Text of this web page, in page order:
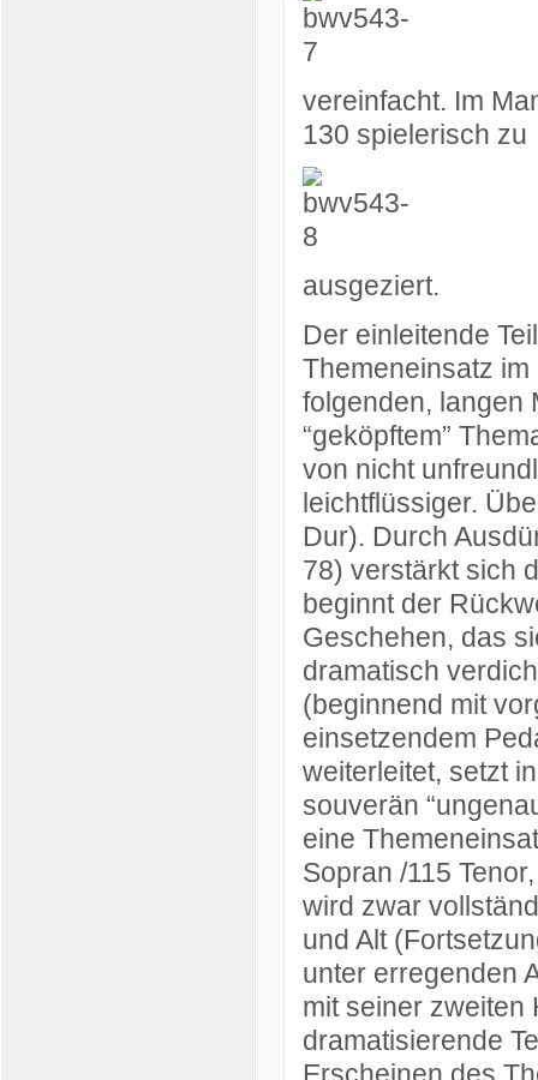
vereinfacht. Im
130 spielerisch zu
ausgeziert.
Der einleitende
Themeneinsatz
folgenden, langen
“geköpftem”
von nicht
leichtflüssiger.
Dur). Durch
78) verstärkt sich
beginnt der
Geschehen, das
dramatisch
(beginnend mit
einsetzendem
weiterleitet, setzt
souverän
eine
Sopran /115
wird zwar
und Alt
unter erregenden
mit seiner zweiten
dramatisierende